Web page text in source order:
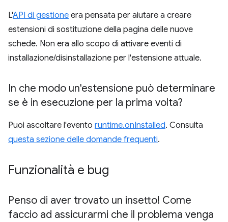
L'API di gestione era pensata per aiutare a creare
estensioni di sostituzione della pagina delle nuove
schede. Non era allo scopo di attivare eventi di
installazione/disinstallazione per l'estensione attuale.
In che modo un'estensione può determinare
se è in esecuzione per la prima volta?
Puoi ascoltare l'evento runtime.onInstalled. Consulta
questa sezione delle domande frequenti.
Funzionalità e bug
Penso di aver trovato un insetto! Come
faccio ad assicurarmi che il problema venga